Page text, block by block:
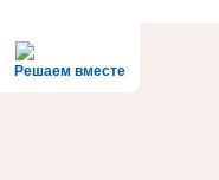
Решаем вместе